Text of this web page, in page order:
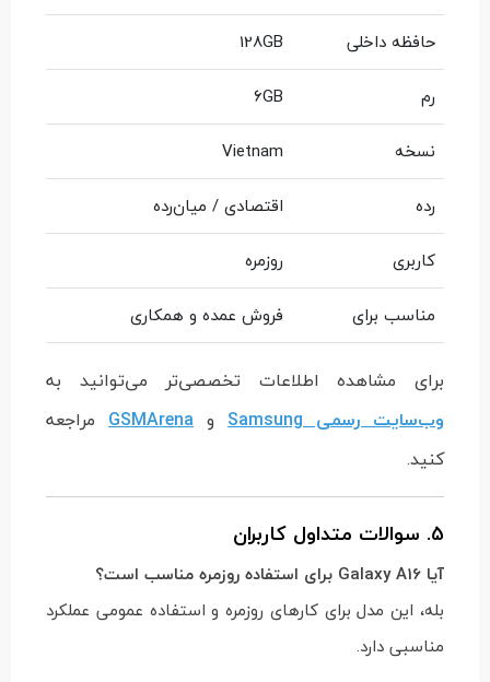
حافظه داخلی
128GB
رم
6GB
نسخه
Vietnam
رده
اقتصادی / میان‌رده
کاربری
روزمره
مناسب برای
فروش عمده و همکاری
برای مشاهده اطلاعات تخصصی‌تر می‌توانید به
وب‌سایت رسمی Samsung
و GSMArena مراجعه
کنید.
5. سوالات متداول کاربران
آیا Galaxy A16 برای استفاده روزمره مناسب است؟
بله، این مدل برای کارهای روزمره و استفاده عمومی عملکرد
مناسبی دارد.